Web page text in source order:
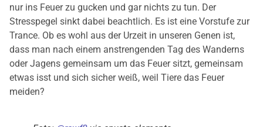
nur ins Feuer zu gucken und gar nichts zu tun. Der
Stresspegel sinkt dabei beachtlich. Es ist eine Vorstufe zur
Trance. Ob es wohl aus der Urzeit in unseren Genen ist,
dass man nach einem anstrengenden Tag des Wanderns
oder Jagens gemeinsam um das Feuer sitzt, gemeinsam
etwas isst und sich sicher weiß, weil Tiere das Feuer
meiden?